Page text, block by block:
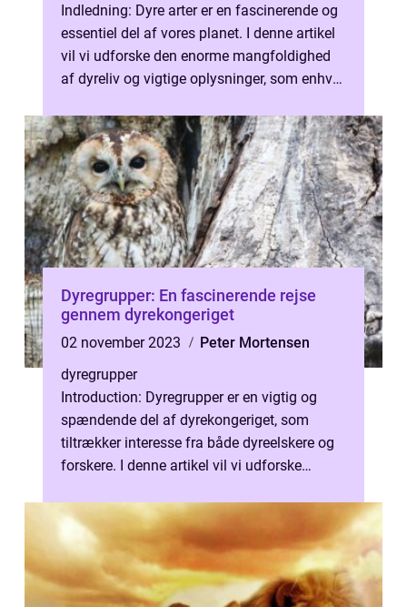
Indledning: Dyre arter er en fascinerende og
essentiel del af vores planet. I denne artikel
vil vi udforske den enorme mangfoldighed
af dyreliv og vigtige oplysninger, som enhver
Dyregrupper: En fascinerende rejse
gennem dyrekongeriget
02 november 2023
Peter Mortensen
dyregrupper
Introduction: Dyregrupper er en vigtig og
spændende del af dyrekongeriget, som
tiltrækker interesse fra både dyreelskere og
forskere. I denne artikel vil vi udforske